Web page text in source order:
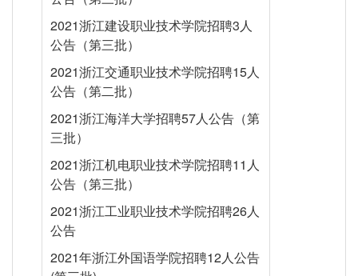
2021浙江建设职业技术学院招聘3人
公告（第三批）
2021浙江交通职业技术学院招聘15人
公告（第二批）
2021浙江海洋大学招聘57人公告（第
三批）
2021浙江机电职业技术学院招聘11人
公告（第三批）
2021浙江工业职业技术学院招聘26人
公告
2021年浙江外国语学院招聘12人公告